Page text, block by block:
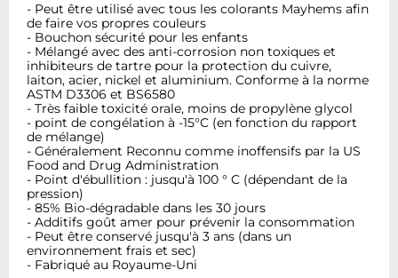
- Peut être utilisé avec tous les colorants Mayhems afin
de faire vos propres couleurs
- Bouchon sécurité pour les enfants
- Mélangé avec des anti-corrosion non toxiques et
inhibiteurs de tartre pour la protection du cuivre,
laiton, acier, nickel et aluminium. Conforme à la norme
ASTM D3306 et BS6580
- Très faible toxicité orale, moins de propylène glycol
- point de congélation à -15°C (en fonction du rapport
de mélange)
- Généralement Reconnu comme inoffensifs par la US
Food and Drug Administration
- Point d'ébullition : jusqu'à 100 ° C (dépendant de la
pression)
- 85% Bio-dégradable dans les 30 jours
- Additifs goût amer pour prévenir la consommation
- Peut être conservé jusqu'à 3 ans (dans un
environnement frais et sec)
- Fabriqué au Royaume-Uni